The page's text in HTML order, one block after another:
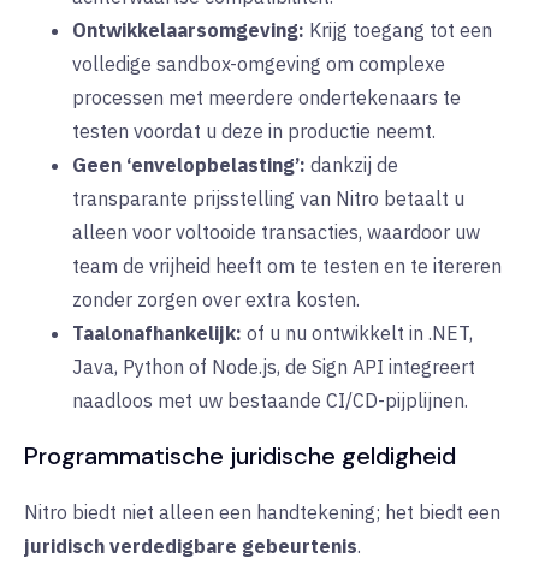
Ontwikkelaarsomgeving: Krijg toegang tot een
volledige sandbox-omgeving om complexe
processen met meerdere ondertekenaars te
testen voordat u deze in productie neemt.
Geen ‘envelopbelasting’: dankzij de
transparante prijsstelling van Nitro betaalt u
alleen voor voltooide transacties, waardoor uw
team de vrijheid heeft om te testen en te itereren
zonder zorgen over extra kosten.
Taalonafhankelijk: of u nu ontwikkelt in .NET,
Java, Python of Node.js, de Sign API integreert
naadloos met uw bestaande CI/CD-pijplijnen.
Programmatische juridische geldigheid
Nitro biedt niet alleen een handtekening; het biedt een
juridisch verdedigbare gebeurtenis.